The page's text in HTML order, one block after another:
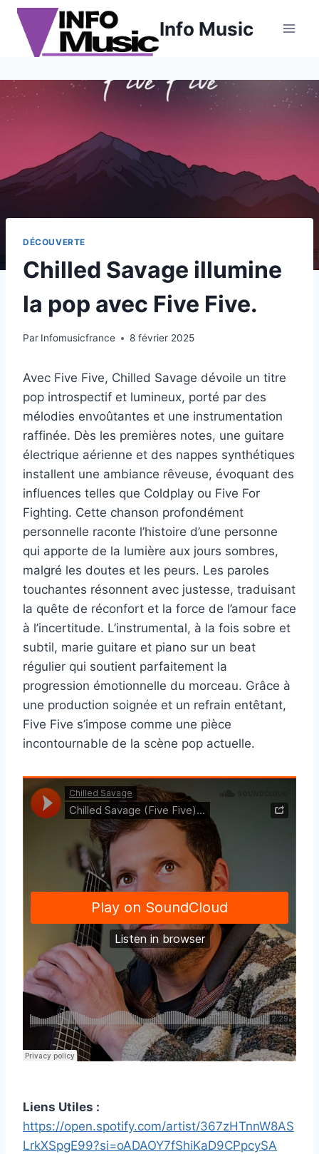
Aller
contenu
Info Music
DÉCOUVERTE
Chilled Savage illumine
la pop avec Five Five.
Par Infomusicfrance 8 février 2025
Avec Five Five, Chilled Savage dévoile un titre
pop introspectif et lumineux, porté par des
mélodies envoûtantes et une instrumentation
raffinée. Dès les premières notes, une guitare
électrique aérienne et des nappes synthétiques
installent une ambiance rêveuse, évoquant des
influences telles que Coldplay ou Five For
Fighting. Cette chanson profondément
personnelle raconte l’histoire d’une personne
qui apporte de la lumière aux jours sombres,
malgré les doutes et les peurs. Les paroles
touchantes résonnent avec justesse, traduisant
la quête de réconfort et la force de l’amour face
à l’incertitude. L’instrumental, à la fois sobre et
subtil, marie guitare et piano sur un beat
régulier qui soutient parfaitement la
progression émotionnelle du morceau. Grâce à
une production soignée et un refrain entêtant,
Five Five s’impose comme une pièce
incontournable de la scène pop actuelle.
Liens Utiles :
https://open.spotify.com/artist/367zHTnnW8AS
LrkXSpgE99?si=oADAOY7fShiKaD9CPpcySA